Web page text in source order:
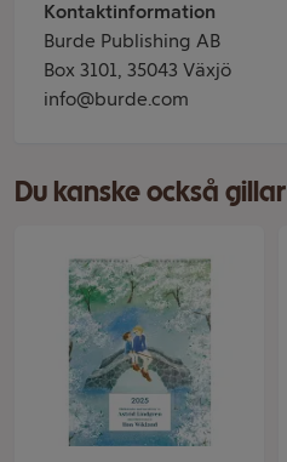
Kontaktinformation
Burde Publishing AB
Box 3101, 35043 Växjö
info@burde.com
Du kanske också gillar